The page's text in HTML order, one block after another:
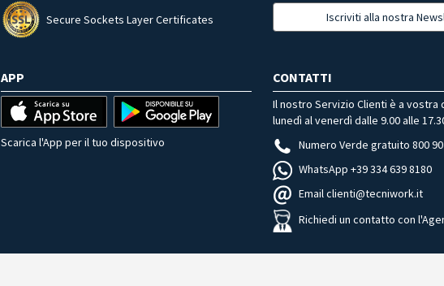
Secure Sockets Layer Certificates Iscriviti alla nostra
APP
Scarica l'App per il tuo dispositivo
CONTATTI
Il nostro Servizio Clienti è a vostra
lunedì al venerdì dalle 9.00 alle
Numero Verde gratuito 800 90
WhatsApp +39 334 639 8180
Email clienti@tecniwork.it
Richiedi un contatto con